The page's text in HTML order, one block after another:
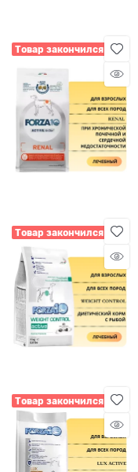
Товар закончился
Товар закончился
Товар закончился